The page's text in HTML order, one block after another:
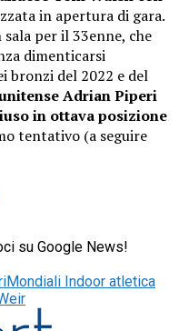
in apertura di gara.
per il 33enne, che
dimenticarsi
bronzi del 2022 e del
Adrian Piperi
in ottava posizione
tentativo (a seguire
su Google News!
Mondiali Indoor atletica